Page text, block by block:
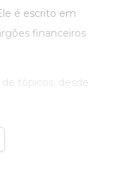
é escrito em
financeiros
tópicos, desde